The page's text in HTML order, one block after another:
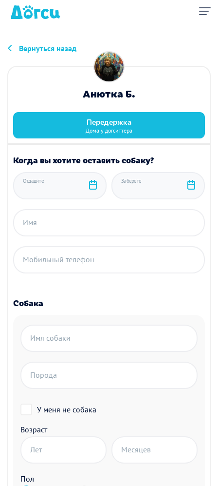
Вернуться назад
Анютка Б.
Передержка
Дома у догситтера
Когда вы хотите оставить собаку?
Отдадите Заберете
Имя
Мобильный телефон
Собака
Имя собаки
Порода
У меня не собака
Возраст
Лет Месяцев
Пол